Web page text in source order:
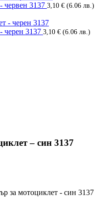
червен 3137 3,10 € (6.06 лв.)
черен 3137 3,10 € (6.06 лв.)
– син 3137
за мотоциклет - син 3137